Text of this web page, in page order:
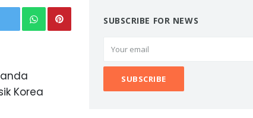
Korea
SUBSCRIBE FOR NEWS